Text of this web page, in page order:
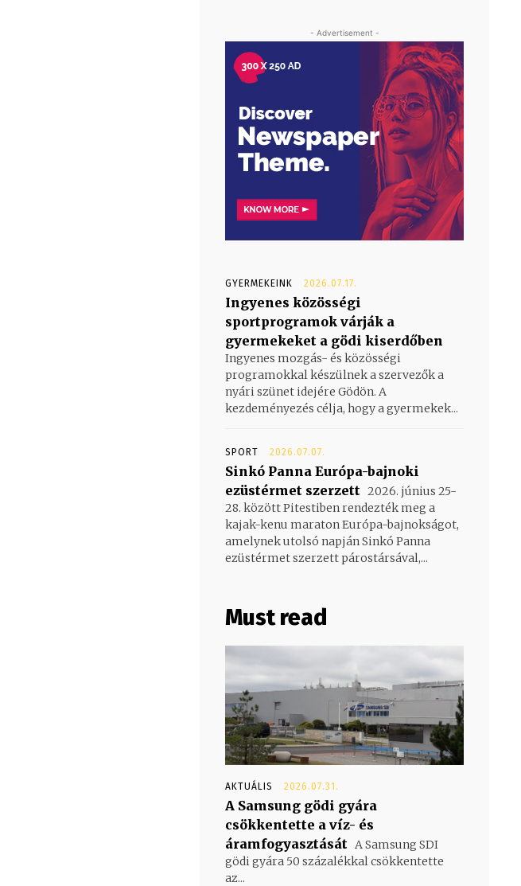
- Advertisement -
GYERMEKEINK 2026.07.17.
Ingyenes közösségi
sportprogramok várják a
gyermekeket a gödi kiserdőben
Ingyenes mozgás- és közösségi
programokkal készülnek a szervezők a
nyári szünet idejére Gödön. A
kezdeményezés célja, hogy a gyermekek...
SPORT 2026.07.07.
Sinkó Panna Európa-bajnoki
ezüstérmet szerzett 2026. június 25-
28. között Pitestiben rendezték meg a
kajak-kenu maraton Európa-bajnokságot,
amelynek utolsó napján Sinkó Panna
ezüstérmet szerzett párostársával,...
Must read
AKTUÁLIS 2026.07.31.
A Samsung gödi gyára
csökkentette a víz- és
áramfogyasztását A Samsung SDI
gödi gyára 50 százalékkal csökkentette
az...